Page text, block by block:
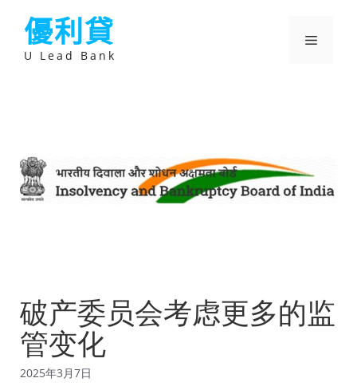
優利貸
U Lead Bank
選
破产委员会考虑更多的监
管变化
2025年3月7日